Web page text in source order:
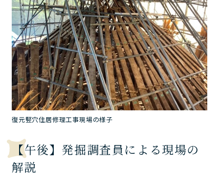
復元竪穴住居修理工事現場の様子
【午後】発掘調査員による現場の
解説